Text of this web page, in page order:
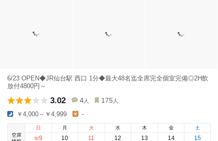
6/23 OPEN◆JR仙台駅 西口 1分◆最大48名迄全席完全個室完備◎2H飲
放付4800円～
3.02 4 人 175 人
￥4,000～￥4,999 -
空席
日
8/9
月
10
火
11
水
12
木
13
金
14
土
15